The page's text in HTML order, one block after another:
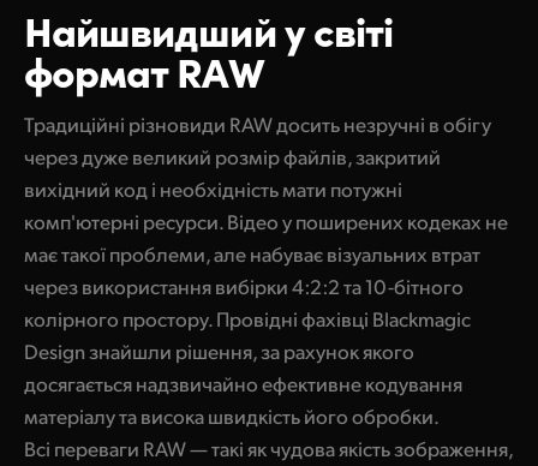
Найшвидшийу світі
формат RAW
Традиційні різновиди RAW досить незручні в обігу
через дуже великий розмір файлів, закритий
вихідний код і необхідність мати потужні
комп'ютерні ресурси. Відео у поширених кодеках не
має такої проблеми, але набуває візуальних втрат
через використання вибірки 4:2:2 та 10-бітного
колірного простору. Провідні фахівці Blackmagic
Design знайшли рішення, за рахунок якого
досягається надзвичайно ефективне кодування
матеріалу та висока швидкість його обробки.
Всі переваги RAW — такі як чудова якість зображення,